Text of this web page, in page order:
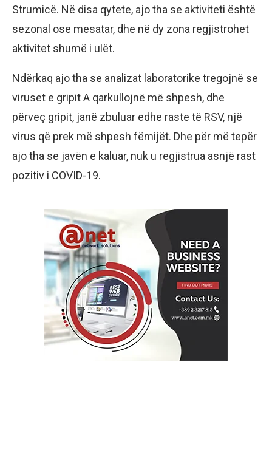
Strumicë. Në disa qytete, ajo tha se aktiviteti është
sezonal ose mesatar, dhe në dy zona regjistrohet
aktivitet shumë i ulët.
Ndërkaq ajo tha se analizat laboratorike tregojnë se
viruset e gripit A qarkullojnë më shpesh, dhe
përveç gripit, janë zbuluar edhe raste të RSV, një
virus që prek më shpesh fëmijët. Dhe për më tepër
ajo tha se javën e kaluar, nuk u regjistrua asnjë rast
pozitiv i COVID-19.